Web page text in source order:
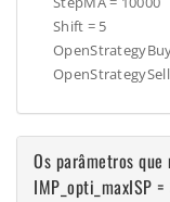
Shift = 5
Os parâmetros
IMP_opti_maxISP